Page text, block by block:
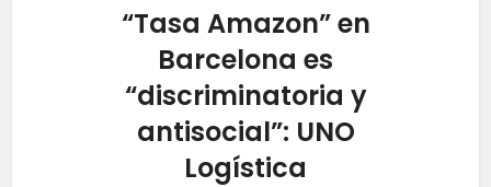
“Tasa Amazon” en
Barcelona es
“discriminatoria y
antisocial”: UNO
Logística